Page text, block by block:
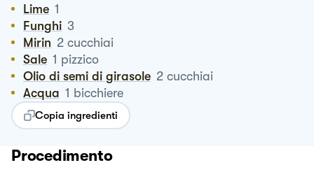
Lime 1
Funghi 3
Mirin 2 cucchiai
Sale 1 pizzico
Olio di semi di girasole 2 cucchiai
Acqua 1 bicchiere
Copia ingredienti
Procedimento